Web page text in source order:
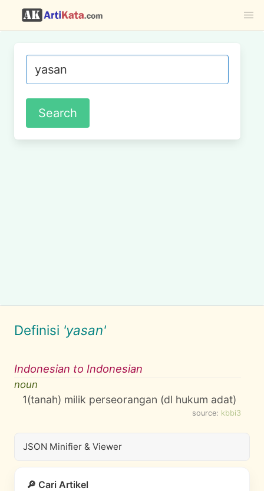
Definisi 'yasan'
Indonesian to Indonesian
noun
1(tanah) milik perseorangan (dl hukum adat)
source: kbbi3
JSON Minifier & Viewer
🔎 Cari Artikel